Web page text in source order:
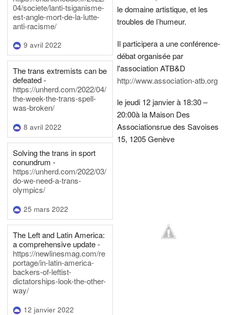
04/societe/lanti-tsiganisme-
est-angle-mort-de-la-lutte-
anti-racisme/
9 avril 2022
The trans extremists can be
defeated -
https://unherd.com/2022/04/
the-week-the-trans-spell-
was-broken/
8 avril 2022
Solving the trans in sport
conundrum -
https://unherd.com/2022/03/
do-we-need-a-trans-
olympics/
25 mars 2022
The Left and Latin America:
a comprehensive update -
https://newlinesmag.com/re
portage/in-latin-america-
backers-of-leftist-
dictatorships-look-the-other-
way/
12 janvier 2022
le domaine artistique, et les
troubles de l’humeur.
Il participera a une conférence-
débat organisée par
l'association ATB&D
http://www.association-atb.org
le jeudi 12 janvier à 18:30 –
20:00à la Maison Des
Associationsrue des Savoises
15, 1205 Genève